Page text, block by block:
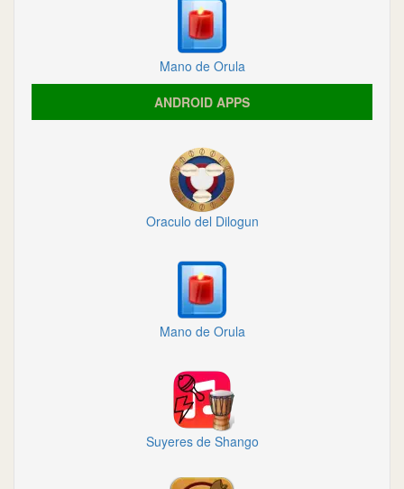
Mano de Orula
ANDROID APPS
Oraculo del Dilogun
Mano de Orula
Suyeres de Shango